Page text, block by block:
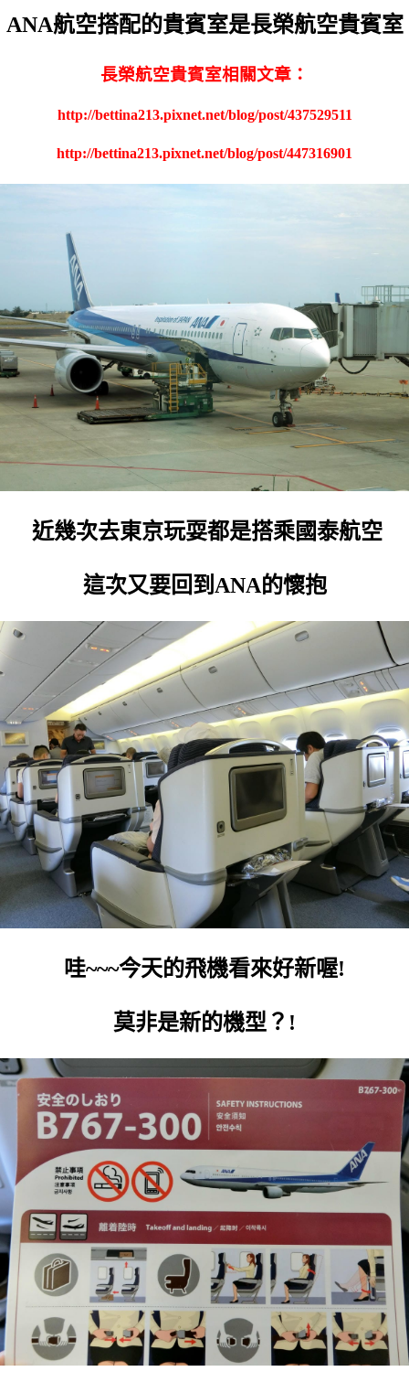
ANA航空搭配的貴賓室是長榮航空貴賓室
長榮航空貴賓室相關文章：
http://bettina213.pixnet.net/blog/post/437529511
http://bettina213.pixnet.net/blog/post/447316901
近幾次去東京玩耍都是搭乘國泰航空
這次又要回到ANA的懷抱
哇~~~今天的飛機看來好新喔!
莫非是新的機型？!